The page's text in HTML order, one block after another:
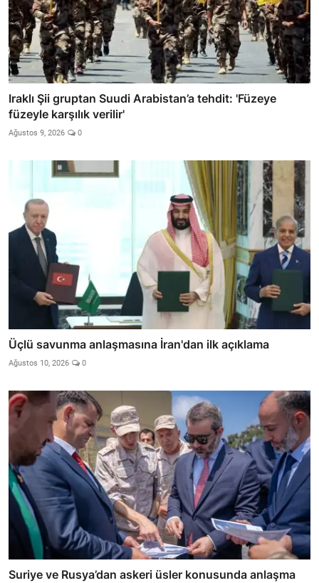
Iraklı Şii gruptan Suudi Arabistan’a tehdit: 'Füzeye
füzeyle karşılık verilir'
Ağustos 9, 2026 0
Üçlü savunma anlaşmasına İran'dan ilk açıklama
Ağustos 10, 2026 0
Suriye ve Rusya’dan askeri üsler konusunda anlaşma